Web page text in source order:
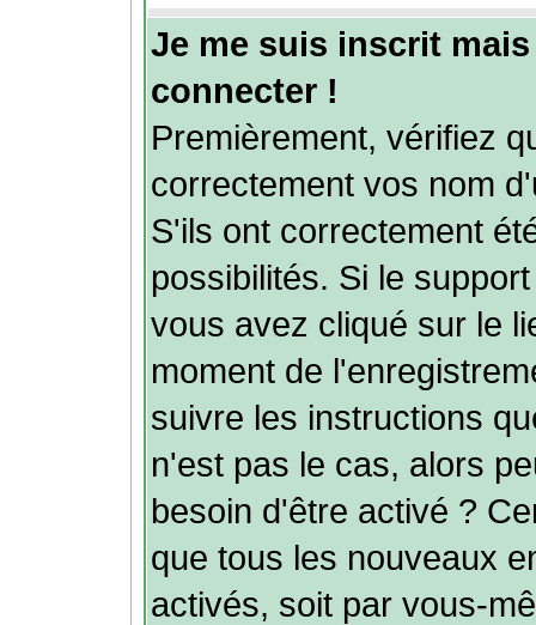
Je me suis inscrit
connecter !
Premièrement, vérifiez
correctement vos nom
S'ils ont correctement
possibilités. Si le
vous avez cliqué sur le
moment de
suivre les instructions
n'est pas le cas, alors
besoin d'être activé ?
que tous les nouveaux
activés, soit par vous-